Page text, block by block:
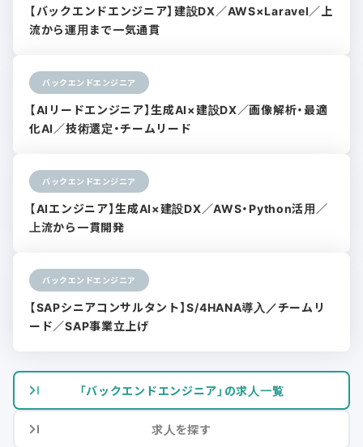
【バックエンドエンジニア】建設DX／AWS×Laravel／上
流から運用まで一気通貫
バックエンドエンジニア
【AIリードエンジニア】生成AI×建設DX／画像解析・最適
化AI／技術選定・チームリード
バックエンドエンジニア
【AIエンジニア】生成AI×建設DX／AWS・Python活用／
上流から一貫開発
バックエンドエンジニア
【SAPシニアコンサルタント】S/4HANA導入／チームリ
ード／SAP事業立上げ
「バックエンドエンジニア」の求人一覧
求人を探す